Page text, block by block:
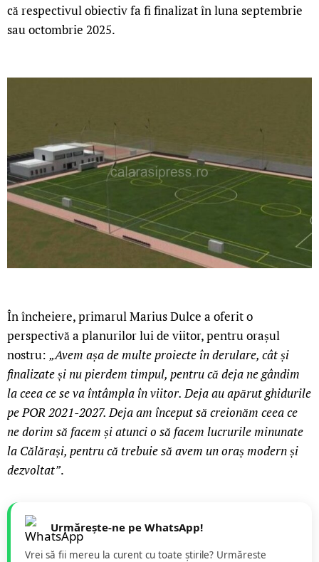
că respectivul obiectiv fa fi finalizat în luna septembrie
sau octombrie 2025.
În încheiere, primarul Marius Dulce a oferit o
perspectivă a planurilor lui de viitor, pentru orașul
nostru: „Avem așa de multe proiecte în derulare, cât și
finalizate și nu pierdem timpul, pentru că deja ne gândim
la ceea ce se va întâmpla în viitor. Deja au apărut ghidurile
pe POR 2021-2027. Deja am început să creionăm ceea ce
ne dorim să facem și atunci o să facem lucrurile minunate
la Călărași, pentru că trebuie să avem un oraș modern și
dezvoltat”.
Urmărește-ne pe WhatsApp!
Vrei să fii mereu la curent cu toate știrile? Urmăreste